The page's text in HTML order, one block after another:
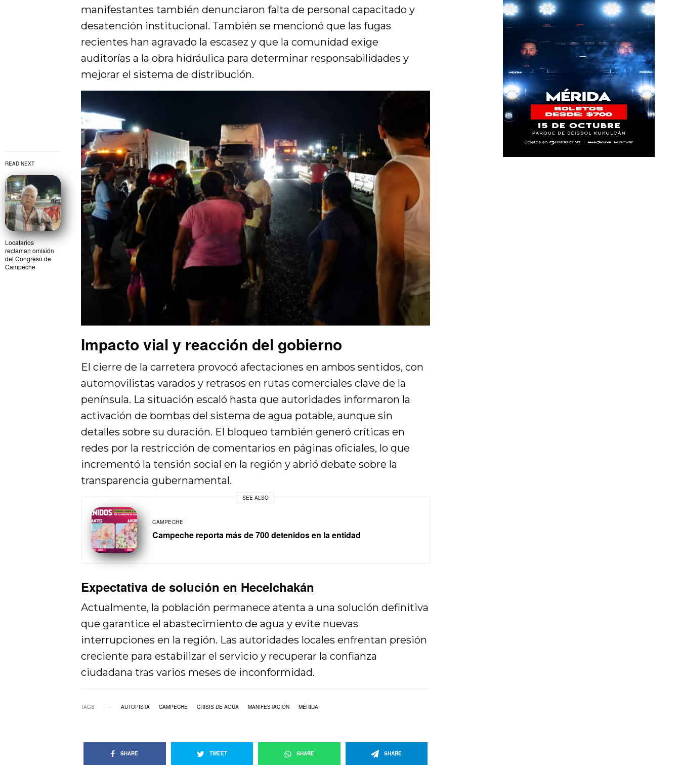
READ NEXT
Locatarios
reclaman omisión
del Congreso de
Campeche
manifestantes también denunciaron falta de personal capacitado y
desatención institucional. También se mencionó que las fugas
recientes han agravado la escasez y que la comunidad exige
auditorías a la obra hidráulica para determinar responsabilidades y
mejorar el sistema de distribución.
Impacto vial y reacción del gobierno
El cierre de la carretera provocó afectaciones en ambos sentidos, con
automovilistas varados y retrasos en rutas comerciales clave de la
península. La situación escaló hasta que autoridades informaron la
activación de bombas del sistema de agua potable, aunque sin
detalles sobre su duración. El bloqueo también generó críticas en
redes por la restricción de comentarios en páginas oficiales, lo que
incrementó la tensión social en la región y abrió debate sobre la
transparencia gubernamental.
SEE ALSO
CAMPECHE
Campeche reporta más de 700 detenidos en la entidad
Expectativa de solución en Hecelchakán
Actualmente, la población permanece atenta a una solución definitiva
que garantice el abastecimiento de agua y evite nuevas
interrupciones en la región. Las autoridades locales enfrentan presión
creciente para estabilizar el servicio y recuperar la confianza
ciudadana tras varios meses de inconformidad.
TAGS AUTOPISTA CAMPECHE CRISIS DE AGUA MANIFESTACIÓN MÉRIDA
SHARE TWEET SHARE SHARE